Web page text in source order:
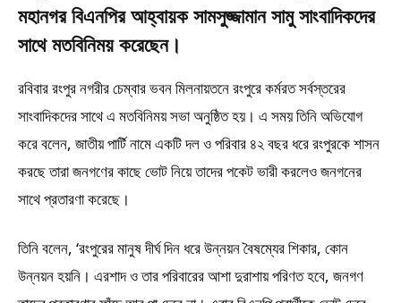
মহানগর বিএনপির আহ্বায়ক সামসুজ্জামান সামু সাংবাদিকদের
সাথে মতবিনিময় করেছেন।
রবিবার রংপুর নগরীর চেম্বার ভবন মিলনায়তনে রংপুরে কর্মরত সর্বস্তরের
সাংবাদিকদের সাথে এ মতবিনিময় সভা অনুষ্ঠিত হয়। এ সময় তিনি অভিযোগ
করে বলেন, জাতীয় পার্টি নামে একটি দল ও পরিবার ৪২ বছর ধরে রংপুরকে শাসন
করছে তারা জনগণের কাছে ভোট নিয়ে তাদের পকেট ভারী করলেও জনগনের
সাথে প্রতারণা করেছে।
তিনি বলেন, ‘রংপুরের মানুষ দীর্ঘ দিন ধরে উন্নয়ন বৈষম্যের শিকার, কোন
উন্নয়ন হয়নি। এরশাদ ও তার পরিবারের আশা দুরাশায় পরিণত হবে, জনগণ